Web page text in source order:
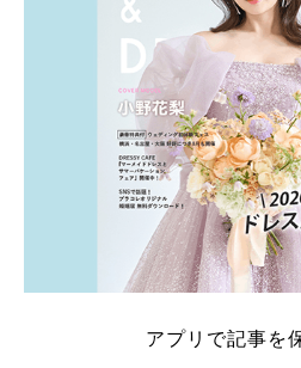
アプリで記事を